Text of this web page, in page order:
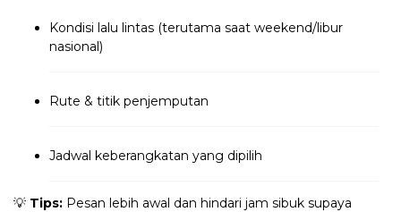
Kondisi lalu lintas (terutama saat weekend/libur
nasional)
Rute & titik penjemputan
Jadwal keberangkatan yang dipilih
💡 Tips: Pesan lebih awal dan hindari jam sibuk supaya